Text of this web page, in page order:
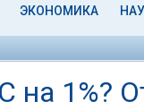
ЭКОНОМИКА
1%?